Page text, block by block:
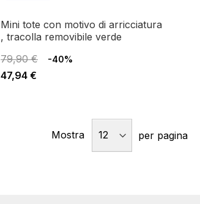
mini tote con motivo di arricciatura
, tracolla removibile verde
79,90 €
-40%
47,94 €
Mostra per pagina